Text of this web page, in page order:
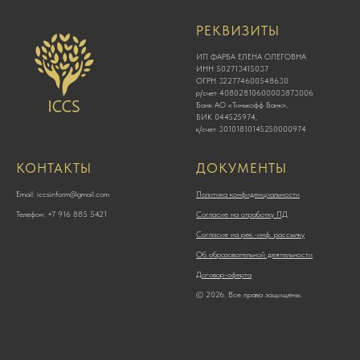
РЕКВИЗИТЫ
ИП ФАРБА ЕЛЕНА ОЛЕГОВНА
ИНН 502713415037
ОГРН 322774600548630
р/счет 40802810600003873006
Банк АО «Тинькофф Банк»,
БИК 044525974,
к/счет 30101810145250000974
КОНТАКТЫ
Email: iccsinform@gmail.com
Телефон: +7 916 885 5421
ДОКУМЕНТЫ
Политика конфиденциальности
Согласие на отработку ПД
Согласие на рек.-инф. рассылку
Об образовательной деятельности
Договор-оферта
© 2026. Все права защищены.